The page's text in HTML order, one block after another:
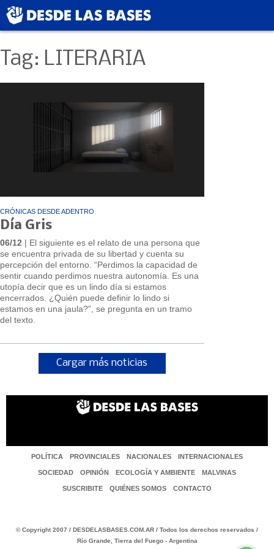
Tag: LITERARIA
CRÓNICAS DESDE ADENTRO
Día Gris
06/12 | El siguiente es el relato de una persona que
se encuentra privada de su libertad y cuenta su
percepción del entorno. “Perdimos la capacidad de
sentir cuando perdimos nuestra autonomía. Es una
utopía decir que es un lindo día si estamos
encerrados. ¿Quién puede definir lo lindo si
estamos en una jaula?”, se pregunta en un tramo
del texto.
Cargar más noticias
POLÍTICA PROVINCIALES NACIONALES INTERNACIONALES
SOCIEDAD OPINIÓN ECOLOGÍA Y AMBIENTE MALVINAS
SUSCRIBITE QUIÉNES SOMOS CONTACTO
© Copyright 2007 / DESDELASBASES.COM.AR / Todos los derechos reservados /
Río Grande, Tierra del Fuego - Argentina